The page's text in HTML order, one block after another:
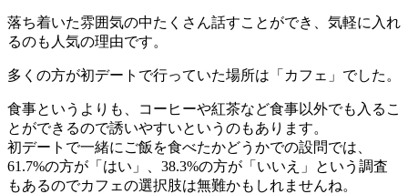
落ち着いた雰囲気の中たくさん話すことができ、気軽に入れ
るのも人気の理由です。
多くの方が初デートで行っていた場所は「カフェ」でした。
食事というよりも、コーヒーや紅茶など食事以外でも入るこ
とができるので誘いやすいというのもあります。
初デートで一緒にご飯を食べたかどうかでの設問では、
61.7%の方が「はい」、38.3%の方が「いいえ」という調査
もあるのでカフェの選択肢は無難かもしれませんね。